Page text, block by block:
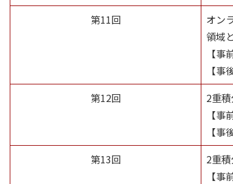
第11回
オン
領域
【
【
第12回
2重
【
【
第13回
2重
【